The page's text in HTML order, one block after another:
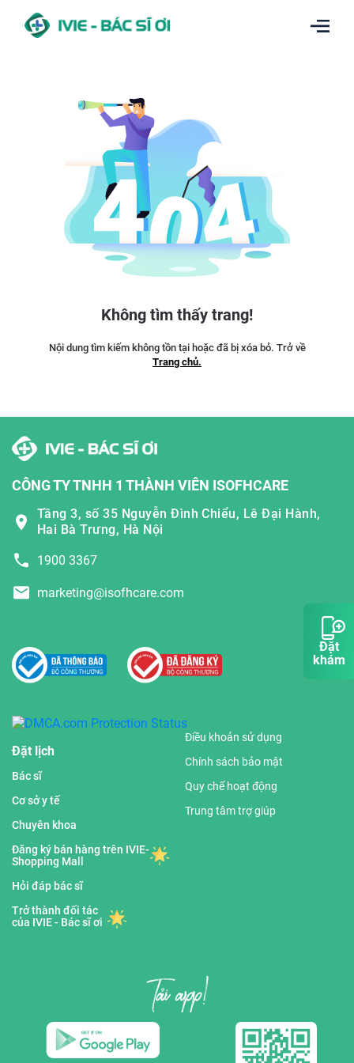
Đặt
khám
Không tìm thấy trang!
Nội dung tìm kiếm không tồn tại hoặc đã bị xóa bỏ. Trở về
Trang chủ.
CÔNG TY TNHH 1 THÀNH VIÊN ISOFHCARE
Tầng 3, số 35 Nguyễn Đình Chiểu, Lê Đại Hành,
Hai Bà Trưng, Hà Nội
1900 3367
marketing@isofhcare.com
Đặt lịch
Bác sĩ
Cơ sở y tế
Chuyên khoa
Đăng ký bán hàng trên IVIE-
Shopping Mall
Hỏi đáp bác sĩ
Trở thành đối tác
của IVIE - Bác sĩ ơi
Điều khoản sử dụng
Chính sách bảo mật
Quy chế hoạt động
Trung tâm trợ giúp